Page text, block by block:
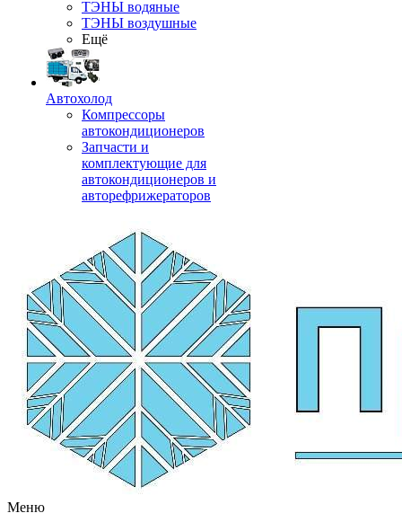
ТЭНЫ водяные
ТЭНЫ воздушные
Ещё
Автохолод
Компрессоры
автокондиционеров
Запчасти и
комплектующие для
автокондиционеров и
авторефрижераторов
Меню